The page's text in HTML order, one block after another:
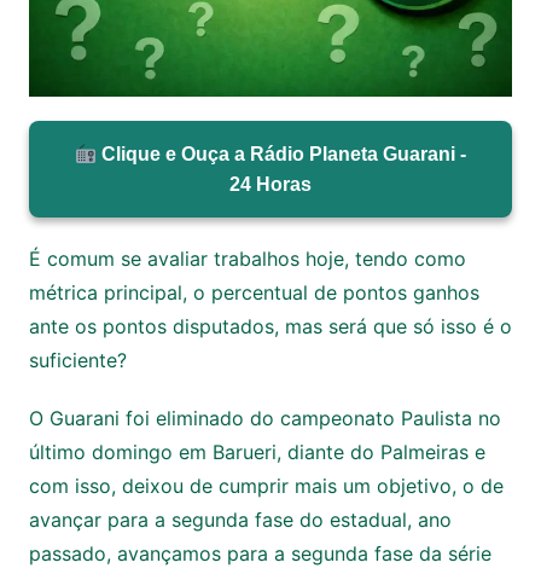
Clique e Ouça a Rádio Planeta Guarani -
24 Horas
É comum se avaliar trabalhos hoje, tendo como
métrica principal, o percentual de pontos ganhos
ante os pontos disputados, mas será que só isso é o
suficiente?
O Guarani foi eliminado do campeonato Paulista no
último domingo em Barueri, diante do Palmeiras e
com isso, deixou de cumprir mais um objetivo, o de
avançar para a segunda fase do estadual, ano
passado, avançamos para a segunda fase da série